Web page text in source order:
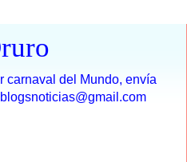
carnaval del Mundo, envía